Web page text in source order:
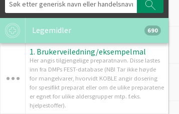
Legemidler 690
1. Brukerveiledning/eksempelmal
Her angis tilgjengelige preparatnavn. Disse lastes
inn fra DMPs FEST-database (NB! Tar ikke høyde
for mangelvarer, hvorvidt KOBLE angir dosering
for spesifikt preparat eller om de ulike preparatene
er egnet for ulike aldersgrupper mtp. f.eks.
hjelpestoffer).